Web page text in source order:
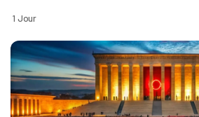
1 Jour